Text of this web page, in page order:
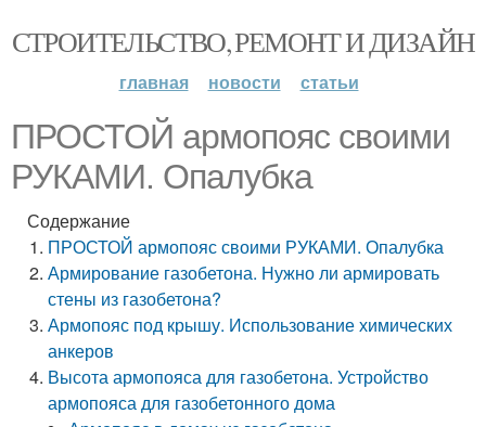
СТРОИТЕЛЬСТВО, РЕМОНТ И ДИЗАЙН
главная новости статьи
ПРОСТОЙ армопояс своими
РУКАМИ. Опалубка
Содержание
ПРОСТОЙ армопояс своими РУКАМИ. Опалубка
Армирование газобетона. Нужно ли армировать
стены из газобетона?
Армопояс под крышу. Использование химических
анкеров
Высота армопояса для газобетона. Устройство
армопояса для газобетонного дома